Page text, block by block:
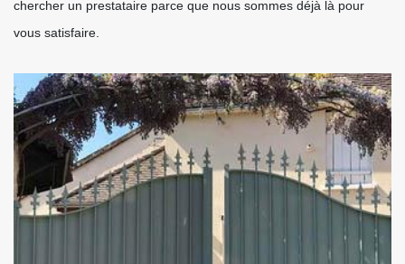
chercher un prestataire parce que nous sommes déjà là pour
vous satisfaire.